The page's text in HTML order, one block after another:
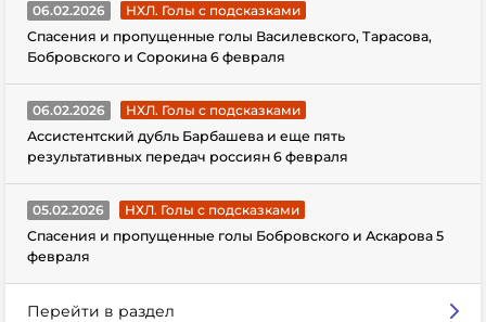
06.02.2026
НХЛ. Голы с подсказками
Спасения и пропущенные голы Василевского, Тарасова,
Бобровского и Сорокина 6 февраля
06.02.2026
НХЛ. Голы с подсказками
Ассистентский дубль Барбашева и еще пять
результативных передач россиян 6 февраля
05.02.2026
НХЛ. Голы с подсказками
Спасения и пропущенные голы Бобровского и Аскарова 5
февраля
Перейти в раздел